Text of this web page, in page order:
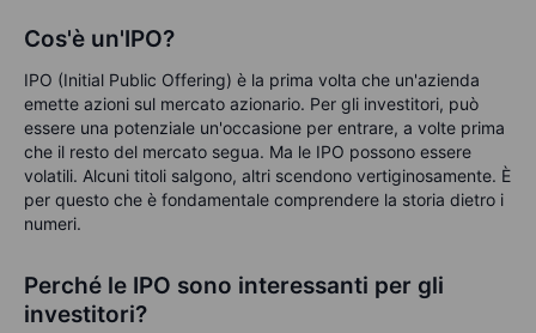
Cos'è un'IPO?
IPO (Initial Public Offering) è la prima volta che un'azienda
emette azioni sul mercato azionario. Per gli investitori, può
essere una potenziale un'occasione per entrare, a volte prima
che il resto del mercato segua. Ma le IPO possono essere
volatili. Alcuni titoli salgono, altri scendono vertiginosamente. È
per questo che è fondamentale comprendere la storia dietro i
numeri.
Perché le IPO sono interessanti per gli
investitori?